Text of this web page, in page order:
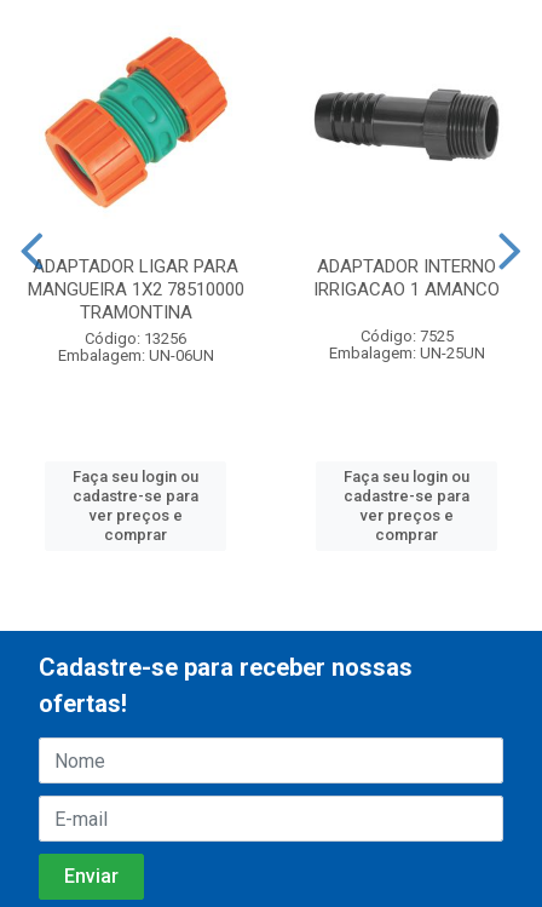
ADAPTADOR LIGAR PARA
MANGUEIRA 1X2 78510000
TRAMONTINA
Código: 13256
Embalagem: UN-06UN
Faça seu login ou
cadastre-se para
ver preços e
comprar
ADAPTADOR INTERNO
IRRIGACAO 1 AMANCO
Código: 7525
Embalagem: UN-25UN
Faça seu login ou
cadastre-se para
ver preços e
comprar
Cadastre-se para receber nossas
ofertas!